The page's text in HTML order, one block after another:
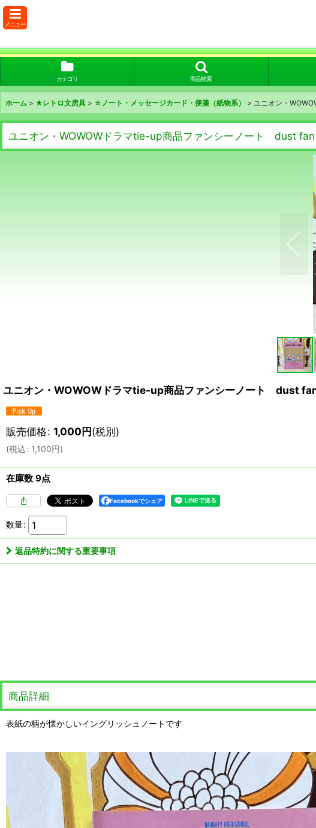
メニュー
カテゴリ 商品検索
ホーム > ★レトロ文房具 > ☆ノート・メッセージカード・便箋（紙物系） > ユニオン・
ユニオン・WOWOWドラマtie-up商品ファンシーノート dust
ユニオン・WOWOWドラマtie-up商品ファンシーノート dust
販売価格: 1,000円(税別)
(税込: 1,100円)
在庫数 9点
Facebookでシェア
数量:
返品特約に関する重要事項
商品詳細
表紙の柄が懐かしいイングリッシュノートです